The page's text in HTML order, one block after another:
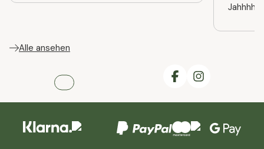
Alle ansehen